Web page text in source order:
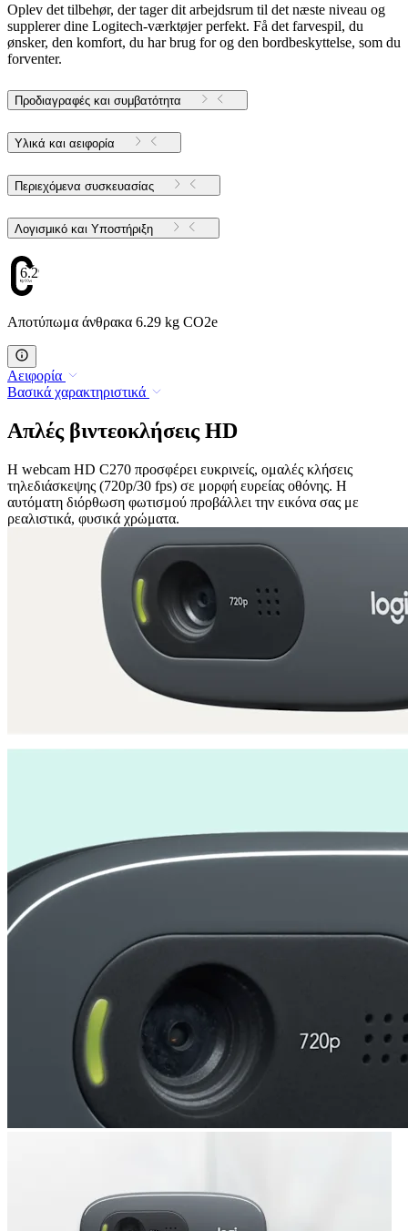
Oplev det tilbehør, der tager dit arbejdsrum til det næste niveau og
supplerer dine Logitech-værktøjer perfekt. Få det farvespil, du
ønsker, den komfort, du har brug for og den bordbeskyttelse, som du
forventer.
Προδιαγραφές και συμβατότητα
Υλικά και αειφορία
Περιεχόμενα συσκευασίας
Λογισμικό και Υποστήριξη
6.29
Αποτύπωμα άνθρακα 6.29 kg CO2e
Αειφορία
Βασικά χαρακτηριστικά
Απλές βιντεοκλήσεις HD
Η webcam HD C270 προσφέρει ευκρινείς, ομαλές κλήσεις
τηλεδιάσκεψης (720p/30 fps) σε μορφή ευρείας οθόνης. Η
αυτόματη διόρθωση φωτισμού προβάλλει την εικόνα σας με
ρεαλιστικά, φυσικά χρώματα.